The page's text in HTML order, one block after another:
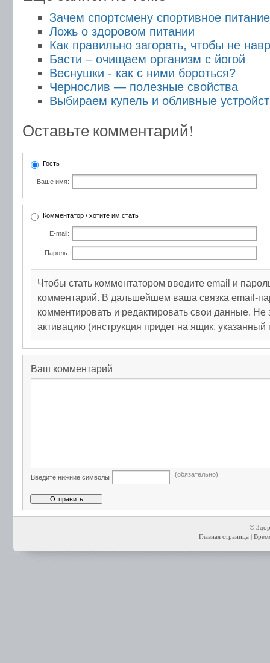
Зачем спортсмену спортивное питание
Ложь о здоровом питании
Как правильно загорать, чтобы не
Басти – очищаем организм с йогой
Веснушки - как с ними бороться?
Чернослив — полезные свойства
Выбираем купель и обливные
Оставьте комментарий!
Гость
Ваше имя:
Комментатор / хотите им стать
E-mail:
Пароль:
Чтобы стать комментатором введите email и
комментарий. В дальшейшем ваша связка email-
комментировать и редактировать свои данные. Не
активацию (инструкция придет на ящик, указанный
Ваш комментарий
Введите нижние символы (обязательно)
©
Главная страница |